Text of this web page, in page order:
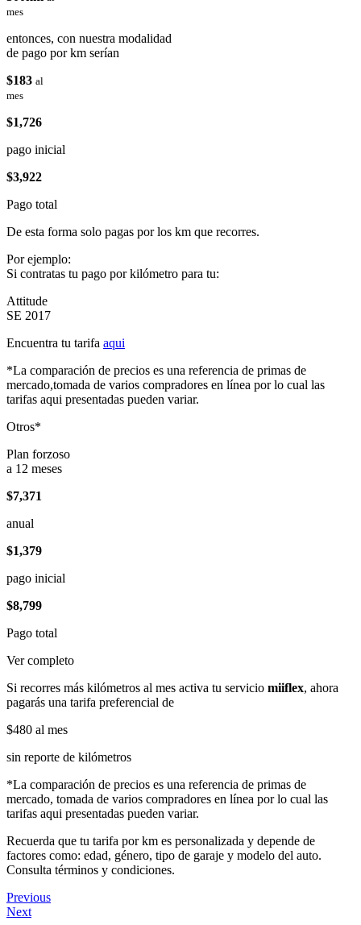
mes
entonces, con nuestra modalidad
de pago por km serían
$183 al
mes
$1,726
pago inicial
$3,922
Pago total
De esta forma solo pagas por los km que recorres.
Por ejemplo:
Si contratas tu pago por kilómetro para tu:
Attitude
SE 2017
Encuentra tu tarifa aqui
*La comparación de precios es una referencia de primas de
mercado,tomada de varios compradores en línea por lo cual las
tarifas aqui presentadas pueden variar.
Otros*
Plan forzoso
a 12 meses
$7,371
anual
$1,379
pago inicial
$8,799
Pago total
Ver completo
Si recorres más kilómetros al mes activa tu servicio miiflex, ahora
pagarás una tarifa preferencial de
$480 al mes
sin reporte de kilómetros
*La comparación de precios es una referencia de primas de
mercado, tomada de varios compradores en línea por lo cual las
tarifas aqui presentadas pueden variar.
Recuerda que tu tarifa por km es personalizada y depende de
factores como: edad, género, tipo de garaje y modelo del auto.
Consulta términos y condiciones.
Previous
Next